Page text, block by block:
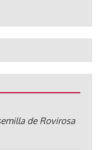
de Rovirosa